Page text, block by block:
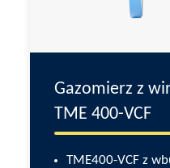
Gazomierz z
TME 400-VCF
TME400-VCF z